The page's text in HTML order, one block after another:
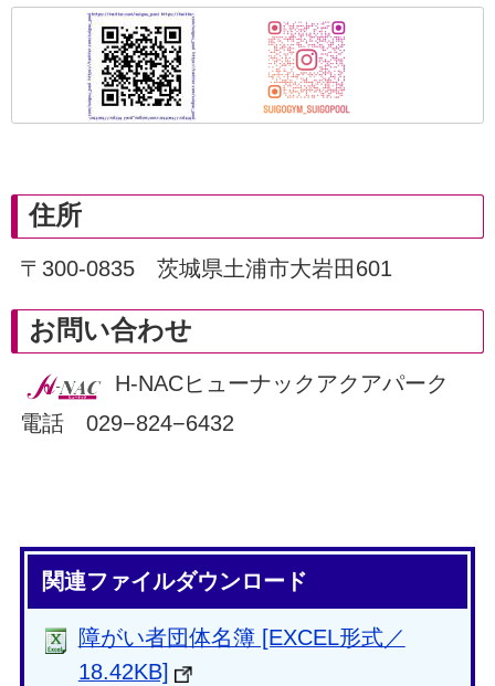
住所
〒300-0835 茨城県土浦市大岩田601
お問い合わせ
H-NACヒューナックアクアパーク
電話 029−824−6432
関連ファイルダウンロード
障がい者団体名簿 [EXCEL形式／
18.42KB]